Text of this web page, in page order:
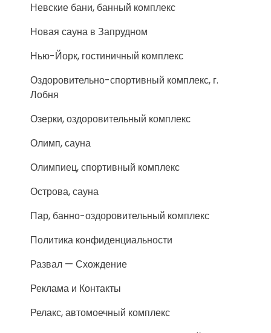
Невские бани, банный комплекс
Новая сауна в Запрудном
Нью-Йорк, гостиничный комплекс
Оздоровительно-спортивный комплекс, г.
Лобня
Озерки, оздоровительный комплекс
Олимп, сауна
Олимпиец, спортивный комплекс
Острова, сауна
Пар, банно-оздоровительный комплекс
Политика конфиденциальности
Развал — Схождение
Реклама и Контакты
Релакс, автомоечный комплекс